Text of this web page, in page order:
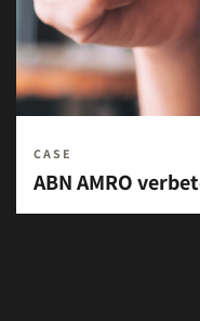
CASE
ABN AMRO